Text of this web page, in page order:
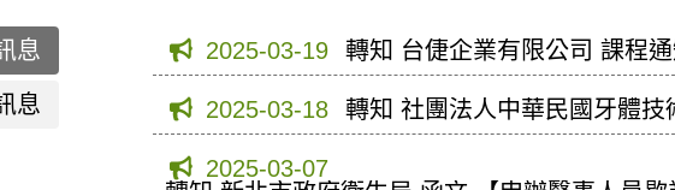
息
息
2025-03-19 轉知 台倢企業有限公司 課程通
2025-03-18 轉知 社團法人中華民國牙體
2025-03-07